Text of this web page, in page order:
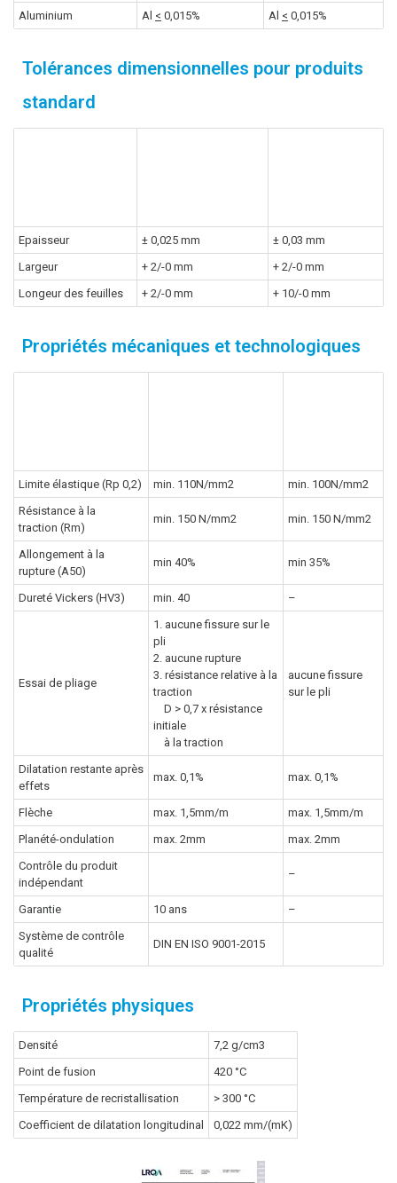
Aluminium
Al < 0,015% Al < 0,015%
Tolérances dimensionnelles pour produits
standard
Epaisseur ± 0,025 mm
± 0,03 mm
Largeur
+ 2/-0 mm
+ 2/-0 mm
Longeur des feuilles
+ 2/-0 mm + 10/-0 mm
Propriétés mécaniques et technologiques
Limite élastique (Rp 0,2) min. 110N/mm2
min. 100N/mm2
Résistance à la
traction (Rm)
min. 150 N/mm2 min. 150 N/mm2
Allongement à la
rupture (A50)
min 40% min 35%
Dureté Vickers (HV3) min. 40 –
Essai de pliage
1. aucune fissure sur le
pli
2. aucune rupture
3. résistance relative à la
traction
D > 0,7 x résistance
initiale
à la traction
aucune fissure
sur le pli
Dilatation restante après
effets
max. 0,1% max. 0,1%
Flèche max. 1,5mm/m
max. 1,5mm/m
Planété-ondulation
max. 2mm
max. 2mm
Contrôle du produit
indépendant
–
Garantie 10 ans
–
Système de contrôle
qualité
DIN EN ISO 9001-2015
Propriétés physiques
Densité
7,2 g/cm3
Point de fusion
420 °C
Température de recristallisation
> 300 °C
Coefficient de dilatation longitudinal
0,022 mm/(mK)